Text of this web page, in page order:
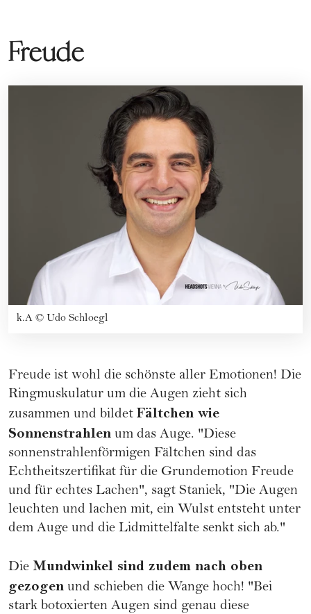
Freude
k.A © Udo Schloegl
Freude ist wohl die schönste aller Emotionen! Die
Ringmuskulatur um die Augen zieht sich
zusammen und bildet Fältchen wie
Sonnenstrahlen um das Auge. "Diese
sonnenstrahlenförmigen Fältchen sind das
Echtheitszertifikat für die Grundemotion Freude
und für echtes Lachen", sagt Staniek, "Die Augen
leuchten und lachen mit, ein Wulst entsteht unter
dem Auge und die Lidmittelfalte senkt sich ab."
Die Mundwinkel sind zudem nach oben
gezogen und schieben die Wange hoch! "Bei
stark botoxierten Augen sind genau diese